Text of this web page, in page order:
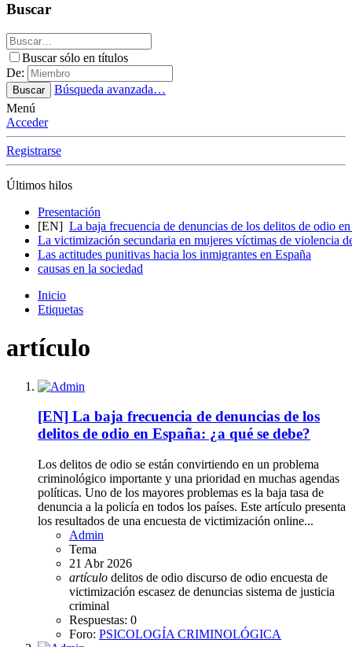
Buscar
Buscar sólo en títulos
De:
Buscar
Búsqueda avanzada…
Menú
Acceder
Registrarse
Últimos hilos
Presentación
[EN] La baja frecuencia de denuncias de los delitos de odio en
La victimización secundaria en mujeres víctimas de violencia
Las actitudes punitivas hacia los inmigrantes en España
causas en la sociedad
Inicio
Etiquetas
artículo
[EN] La baja frecuencia de denuncias de los
delitos de odio en España: ¿a qué se debe?
Los delitos de odio se están convirtiendo en un problema
criminológico importante y una prioridad en muchas agendas
políticas. Uno de los mayores problemas es la baja tasa de
denuncia a la policía en todos los países. Este artículo presenta
los resultados de una encuesta de victimización online...
Admin
Tema
21 Abr 2026
artículo delitos de odio discurso de odio encuesta de
victimización escasez de denuncias sistema de justicia
criminal
Respuestas: 0
Foro: PSICOLOGÍA CRIMINOLÓGICA